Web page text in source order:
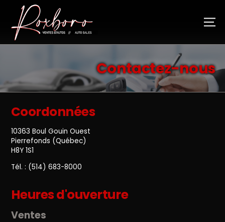
Contactez-nous
Coordonnées
10363 Boul Gouin Ouest
Pierrefonds (Québec)
H8Y 1S1
Tél. : (514) 683-8000
Heures d'ouverture
Ventes